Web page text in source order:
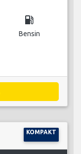
local_gas_station
Bensin
KOMPAKT